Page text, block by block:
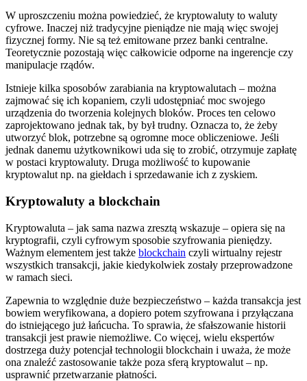
W uproszczeniu można powiedzieć, że kryptowaluty to waluty
cyfrowe. Inaczej niż tradycyjne pieniądze nie mają więc swojej
fizycznej formy. Nie są też emitowane przez banki centralne.
Teoretycznie pozostają więc całkowicie odporne na ingerencje czy
manipulacje rządów.
Istnieje kilka sposobów zarabiania na kryptowalutach – można
zajmować się ich kopaniem, czyli udostępniać moc swojego
urządzenia do tworzenia kolejnych bloków. Proces ten celowo
zaprojektowano jednak tak, by był trudny. Oznacza to, że żeby
utworzyć blok, potrzebne są ogromne moce obliczeniowe. Jeśli
jednak danemu użytkownikowi uda się to zrobić, otrzymuje zapłatę
w postaci kryptowaluty. Druga możliwość to kupowanie
kryptowalut np. na giełdach i sprzedawanie ich z zyskiem.
Kryptowaluty a blockchain
Kryptowaluta – jak sama nazwa zresztą wskazuje – opiera się na
kryptografii, czyli cyfrowym sposobie szyfrowania pieniędzy.
Ważnym elementem jest także blockchain czyli wirtualny rejestr
wszystkich transakcji, jakie kiedykolwiek zostały przeprowadzone
w ramach sieci.
Zapewnia to względnie duże bezpieczeństwo – każda transakcja jest
bowiem weryfikowana, a dopiero potem szyfrowana i przyłączana
do istniejącego już łańcucha. To sprawia, że sfałszowanie historii
transakcji jest prawie niemożliwe. Co więcej, wielu ekspertów
dostrzega duży potencjał technologii blockchain i uważa, że może
ona znaleźć zastosowanie także poza sferą kryptowalut – np.
usprawnić przetwarzanie płatności.